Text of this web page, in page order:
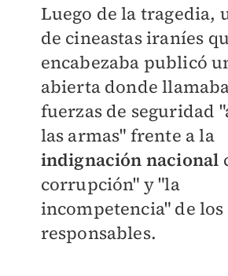
Luego de la tragedia,
de cineastas iraníes
encabezaba publicó
abierta donde
fuerzas de seguridad
las armas" frente a la
indignación nacional
corrupción" y "la
incompetencia" de los
responsables.